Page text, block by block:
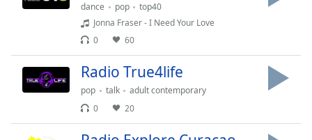
Fullscreen
modal
window.
dance pop
top40
Jonna Fraser - I Need Your Love
0
60
Radio True4life
pop talk
adult contemporary
0
20